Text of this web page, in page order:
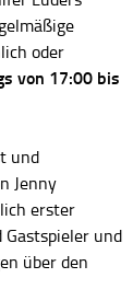
oder
von 17:00 bis
und
Jenny
erster
und
über den